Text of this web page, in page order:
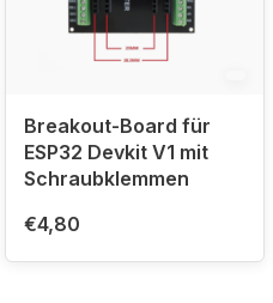
Breakout-Board für
ESP32 Devkit V1 mit
Schraubklemmen
€4,80